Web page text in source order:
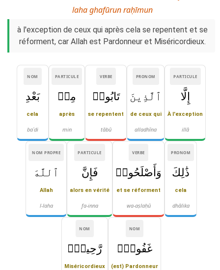
laha ghafūrun raḥīmun
à l'exception de ceux qui après cela se repentent et se
réforment, car Allah est Pardonneur et Miséricordieux.
PARTICULE
إِلَّا
À l'exception
illā
PRONOM
ٱلَّذِينَ
de ceux qui
alladhīna
VERBE
تَابُوا۟
se repentent
tābū
PARTICULE
مِنۢ
après
min
NOM
بَعْدِ
cela
baʿdi
PRONOM
ذَٰلِكَ
cela
dhālika
VERBE
وَأَصْلَحُوا۟
et se réforment
wa-aṣlaḥū
PARTICULE
فَإِنَّ
alors en vérité
fa-inna
NOM PROPRE
ٱللَّهَ
Allah
l-laha
NOM
غَفُورٌۭ
(est) Pardonneur
NOM
رَّحِيمٌۭ
Miséricordieux